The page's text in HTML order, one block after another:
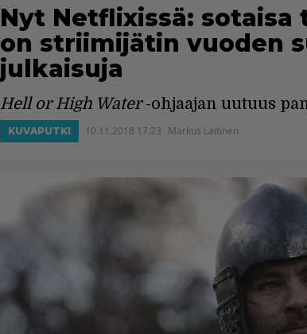
Nyt Netflixissä:
on striimijätin vuoden
julkaisuja
Hell or High Water-ohjaajan uutuus
KUVAPUTKI 10.11.2018 17:23 Markus Laitinen